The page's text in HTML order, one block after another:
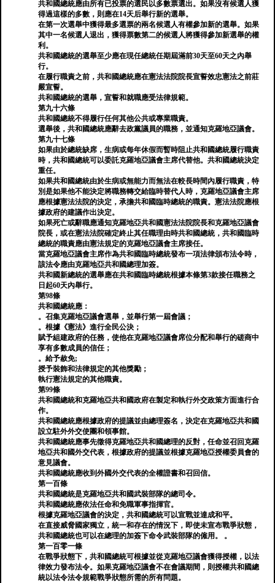
共和國總統應由所有已投票的選民以多數票選出。如果沒有候選人獲
得過這樣的多數，則應在14天后舉行新的選舉。
在第一次選舉中獲得最多選票的兩名候選人有權參加新的選舉。如果
其中一名候選人退出，獲得票數第二的候選人將獲得參加新選舉的權
利。
共和國總統的選舉至少應在現任總統任期屆滿前30天至60天之內舉
行。
在履行職責之前，共和國總統應在憲法法院院長宣誓效忠憲法之前莊
嚴宣誓。
共和國總統的選舉，宣誓和就職應受法律規範。
第九十六條
共和國總統不得履行任何其他公共或專業職責。
選舉後，共和國總統應辭去政黨議員的職務，並通知克羅地亞議會。
第九十七條
如果由於總統缺席，生病或每年休假而暫時阻止共和國總統履行職責
時，共和國總統可以委託克羅地亞議會主席代替他。共和國總統決定
重任。
如果共和國總統由於生病或無能力而無法在較長時間內履行職責，特
別是如果他不能決定將職務轉交給臨時替代人時，克羅地亞議會主席
應根據憲法法院的決定，承擔共和國臨時總統的職責。憲法法院應根
據政府的建議作出決定。
如果死亡或辭職應通知克羅地亞共和國憲法法院院長和克羅地亞議會
院長，或在憲法法院確定終止其任職理由時共和國總統，共和國臨時
總統的職責應由憲法規定的克羅地亞議會主席接任。
當克羅地亞議會主席作為共和國臨時總統發布一項法律頒布法令時，
該法令應由克羅地亞共和國總理加簽。
共和國新總統的選舉應在共和國臨時總統根據本條第3款接任職務之
日起60天內舉行。
第98條
共和國總統應：
。召集克羅地亞議會選舉，並舉行第一屆會議；
。根據《憲法》進行全民公決；
賦予組建政府的任務，使他在克羅地亞議會席位分配和舉行的磋商中
享有多數成員的信任；
。給予赦免;
授予裝飾和法律規定的其他獎勵；
執行憲法規定的其他職責。
第99條
共和國總統和克羅地亞共和國政府在製定和執行外交政策方面進行合
作。
共和國總統應根據政府的提議並由總理簽名，決定在克羅地亞共和國
設立駐外外交使團和領事館。
共和國總統應事先徵得克羅地亞共和國總理的反對，任命並召回克羅
地亞共和國外交代表，根據政府的提議並根據克羅地亞授權委員會的
意見議會。
共和國總統應收到外國外交代表的全權證書和召回信。
第一百條
共和國總統是克羅地亞共和國武裝部隊的總司令。
共和國總統應依法任命和免職軍事指揮官。
根據克羅地亞議會的決定，共和國總統可以宣戰並達成和平。
在直接威脅國家獨立，統一和存在的情況下，即使未宣布戰爭狀態，
共和國總統也可以在總理的加簽下命令武裝部隊的僱用。 。
第一百零一條
在戰爭狀態下，共和國總統可根據並從克羅地亞議會獲得授權，以法
律效力發布法令。如果克羅地亞議會不在會議期間，則授權共和國總
統以法令法令規範戰爭狀態所需的所有問題。